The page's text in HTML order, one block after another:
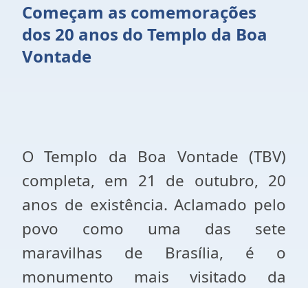
Começam as comemorações
dos 20 anos do Templo da Boa
Vontade
O Templo da Boa Vontade (TBV)
completa, em 21 de outubro, 20
anos de existência. Aclamado pelo
povo como uma das sete
maravilhas de Brasília, é o
monumento mais visitado da